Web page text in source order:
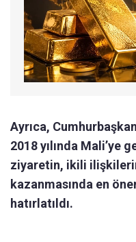
Ayrıca,
2018 yılında Mali’ye
ziyaretin, ikili
kazanmasında en
hatırlatıldı.